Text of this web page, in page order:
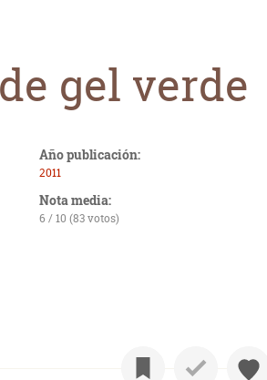
gel verde
Año publicación:
2011
Nota media:
6 / 10 (83 votos)